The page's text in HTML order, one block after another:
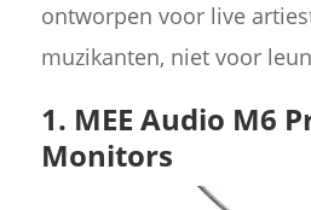
ontworpen voor live
muzikanten, niet voor
1. MEE Audio M6
Monitors